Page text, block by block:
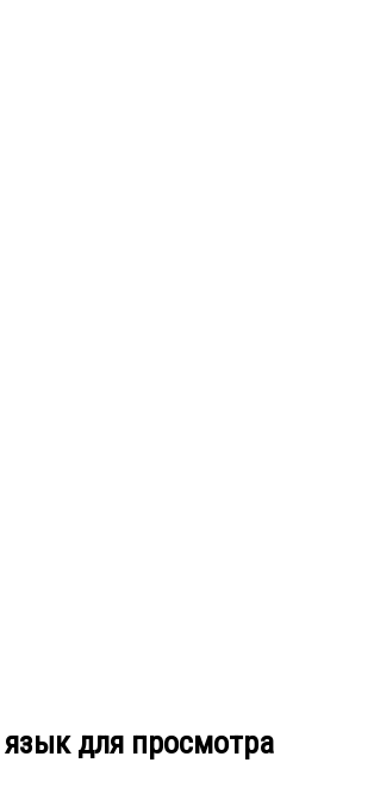
для просмотра